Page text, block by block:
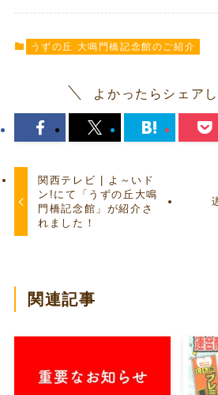
うずの丘 大鳴門橋記念館のご紹介
よかったらシェアし
関西テレビ | よ～いド
ン!にて「うずの丘大鳴
門橋記念館」が紹介さ
れました！
関連記事